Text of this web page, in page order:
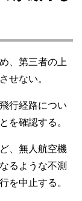
、第三者の上
せない。
行経路につい
を確認する。
、無人航空機
るような不測
を中止する。